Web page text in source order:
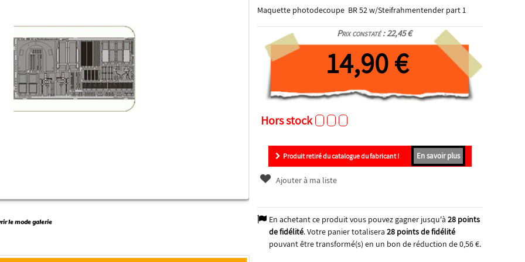
Maquette photodecoupe BR 52 w/Steifrahmentender part 1
Prix constaté : 22,45 €
14,90 €
Hors stock
Produit retiré du catalogue du fabricant ! En savoir plus
Ajouter à ma liste
En achetant ce produit vous pouvez gagner jusqu'à 28points
de fidélité. Votre panier totalisera 28points de fidélité
pouvant être transformé(s) en un bon de réduction de0,56 €.
le mode galerie